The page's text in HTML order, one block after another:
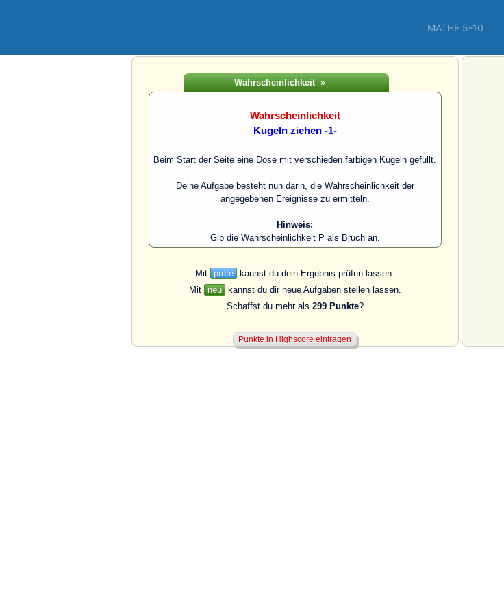
MATHE 5-10
Wahrscheinlichkeit»
Wahrscheinlichkeit
Kugeln ziehen -1-
Beim Start der Seite eine Dose mit verschieden farbigen Kugeln gefüllt.
Deine Aufgabe besteht nun darin, die Wahrscheinlichkeit der
angegebenen Ereignisse zu ermitteln.
Hinweis:
Gib die Wahrscheinlichkeit P als Bruch an.
Mit prüfe kannst du dein Ergebnis prüfen lassen.
Mit neu kannst du dir neue Aufgaben stellen lassen.
Schaffst du mehr als 299 Punkte?